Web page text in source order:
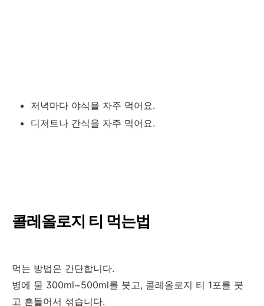
저녁마다 야식을 자주 먹어요.
디저트나 간식을 자주 먹어요.
콜레올로지 티 먹는법
먹는 방법은 간단합니다.
병에 물 300ml~500ml를 붓고, 콜레올로지 티 1포를 붓
고 흔들어서 섞습니다.